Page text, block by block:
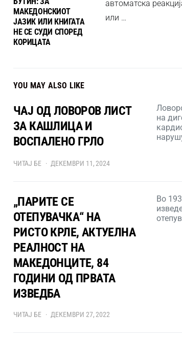
МАКЕДОНСКИОТ
ЈАЗИК ИЛИ КНИГАТА
НЕ СЕ СУДИ СПОРЕД
КОРИЦАТА
автоматска
или …
YOU MAY ALSO LIKE
ЧАЈ ОД ЛОВОРОВ ЛИСТ
ЗА КАШЛИЦА И
ВОСПАЛЕНО ГРЛО
на
ЧИТАЈ БЕ ДЕКЕМВРИ 11, 2024
„ПАРИТЕ СЕ
ОТЕПУВАЧКА“ НА
РИСТО КРЛЕ, АКТУЕЛНА
РЕАЛНОСТ НА
МАКЕДОНЦИТЕ, 84
ГОДИНИ ОД ПРВАТА
ИЗВЕДБА
Во
ЧИТАЈ БЕ ДЕКЕМВРИ 27, 2022